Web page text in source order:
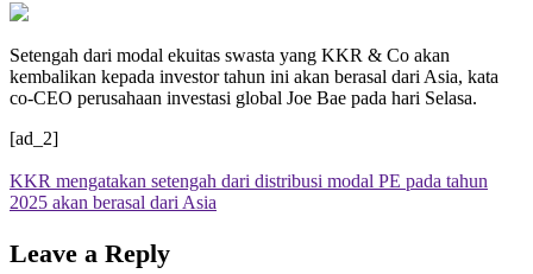
Setengah dari modal ekuitas swasta yang KKR & Co akan
kembalikan kepada investor tahun ini akan berasal dari Asia, kata
co-CEO perusahaan investasi global Joe Bae pada hari Selasa.
[ad_2]
KKR mengatakan setengah dari distribusi modal PE pada tahun
2025 akan berasal dari Asia
Leave a Reply